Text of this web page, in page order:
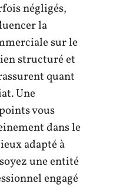
négligés,
la
sur le
structuré et
quant
Une
vous
dans le
adapté à
une entité
engagé